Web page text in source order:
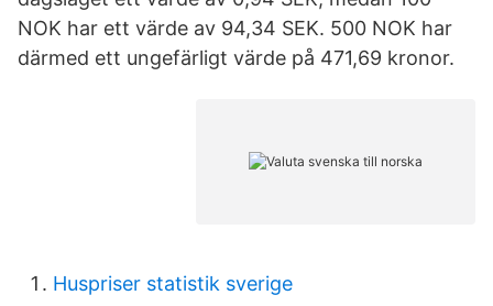
NOK har ett värde av 94,34 SEK. 500 NOK har
därmed ett ungefärligt värde på 471,69 kronor.
Huspriser statistik sverige